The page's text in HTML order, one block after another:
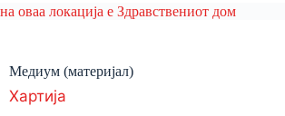
Медиум (материјал)
Хартија